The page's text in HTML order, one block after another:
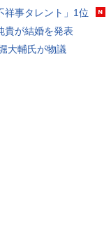
祥事タレント」1位
貴が結婚を発表
大輔氏が物議